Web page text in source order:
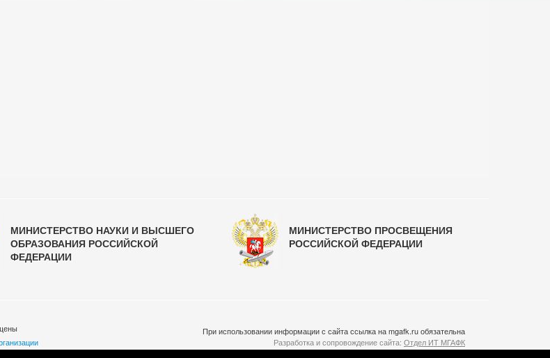
МИНИСТЕРСТВО НАУКИ И ВЫСШЕГО
ОБРАЗОВАНИЯ РОССИЙСКОЙ
ФЕДЕРАЦИИ
МИНИСТЕРСТВО ПРОСВЕЩЕНИЯ
РОССИЙСКОЙ ФЕДЕРАЦИИ
При использовании информации с сайта ссылка на mgafk.ru обязательна
Разработка и сопровождение сайта: Отдел ИТ МГАФК
Система управления контентом:temeshov.ru